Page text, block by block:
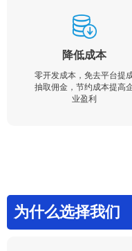
降低成本
零开发成本，免去平台提
抽取佣金，节约成本提高
业盈利
为什么选择我们